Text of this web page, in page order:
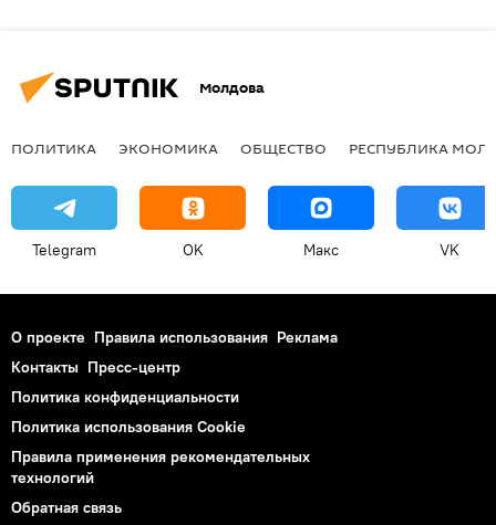
Молдова
ПОЛИТИКА ЭКОНОМИКА ОБЩЕСТВО РЕСПУБЛИКА
Telegram OK Макс VK
О проекте Правила использования Реклама
Контакты Пресс-центр
Политика конфиденциальности
Политика использования Cookie
Правила применения рекомендательных
технологий
Обратная связь